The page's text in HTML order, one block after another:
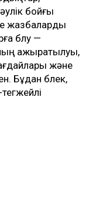
бойғы
жазбаларды
бөлу —
ажыратылуы,
және
Бұдан бөлек,